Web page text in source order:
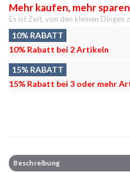
Mehr kaufen, mehr sparen
Es ist Zeit, von den kleinen Dingen
10% RABATT
10% Rabatt bei 2 Artikeln
15% RABATT
15% Rabatt bei 3 oder mehr
Beschreibung